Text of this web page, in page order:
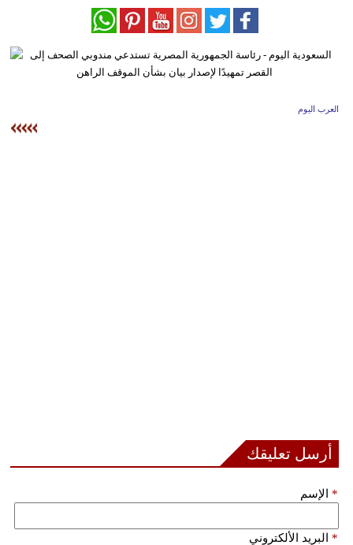
ديكور
فيديو
العرب اليوم
أرسل تعليقك
الإسم *
البريد الألكتروني *